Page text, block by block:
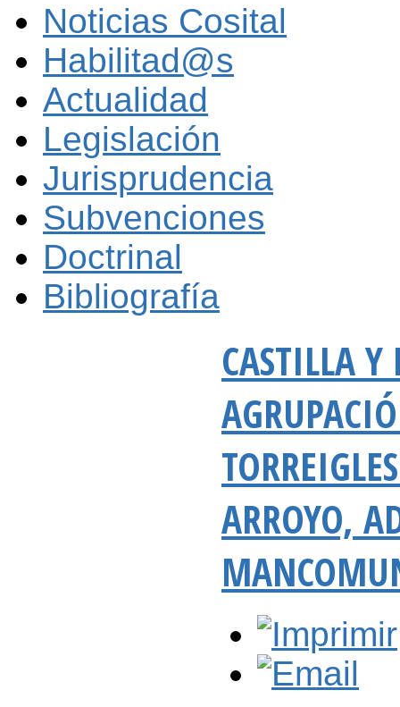
Noticias Cosital
Habilitad@s
Actualidad
Legislación
Jurisprudencia
Subvenciones
Doctrinal
Bibliografía
CASTILLA
ARROYO,